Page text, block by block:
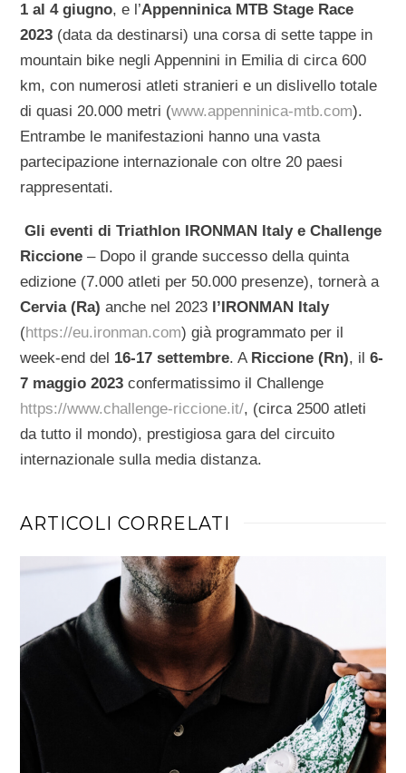
1 al 4 giugno, e l’Appenninica MTB Stage Race
2023 (data da destinarsi) una corsa di sette tappe in
mountain bike negli Appennini in Emilia di circa 600
km, con numerosi atleti stranieri e un dislivello totale
di quasi 20.000 metri (www.appenninica-mtb.com).
Entrambe le manifestazioni hanno una vasta
partecipazione internazionale con oltre 20 paesi
rappresentati.
Gli eventi di Triathlon IRONMAN Italy e Challenge
Riccione– Dopo il grande successo della quinta
edizione (7.000 atleti per 50.000 presenze), tornerà a
Cervia (Ra) anche nel 2023 l’IRONMAN Italy
(https://eu.ironman.com) già programmato per il
week-end del 16-17 settembre. A Riccione (Rn), il6-
7 maggio 2023 confermatissimo il Challenge
https://www.challenge-riccione.it/, (circa 2500 atleti
da tutto il mondo), prestigiosa gara del circuito
internazionale sulla media distanza.
ARTICOLI CORRELATI